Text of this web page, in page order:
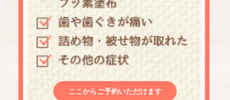
ここからご予約いただけます